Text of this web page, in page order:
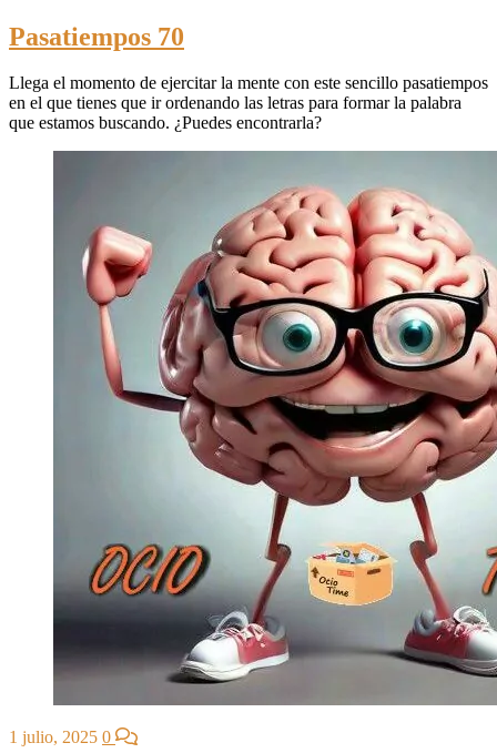
Pasatiempos 70
Llega el momento de ejercitar la mente con este sencillo pasatiempos
en el que tienes que ir ordenando las letras para formar la palabra
que estamos buscando. ¿Puedes encontrarla?
1 julio, 2025 0